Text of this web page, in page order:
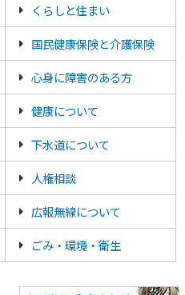
くらしと住まい
国民健康保険と介護保険
心身に障害のある方
健康について
下水道について
人権相談
広報無線について
ごみ・環境・衛生